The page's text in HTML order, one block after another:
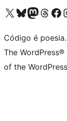
Acessar nossa conta do X (antigo Twitter)
Acessar nossa conta do Bluesky
Acessar nossa conta
Acessar nossa
Acessar
Código é poesia.
The
of the